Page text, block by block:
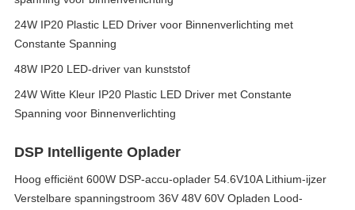
24W IP20 Plastic LED Driver voor Binnenverlichting met
Constante Spanning
48W IP20 LED-driver van kunststof
24W Witte Kleur IP20 Plastic LED Driver met Constante
Spanning voor Binnenverlichting
DSP Intelligente Oplader
Hoog efficiënt 600W DSP-accu-oplader 54.6V10A Lithium-ijzer
Verstelbare spanningstroom 36V 48V 60V Opladen Lood-